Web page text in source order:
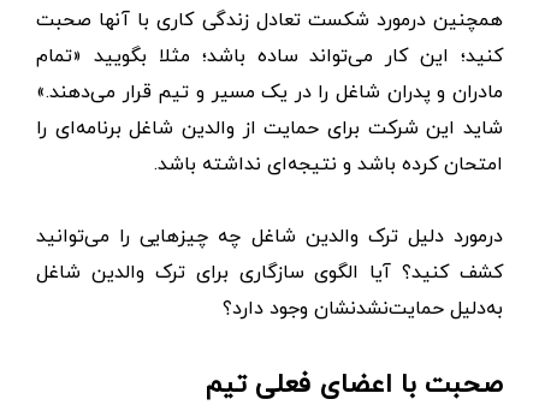
همچنین درمورد شکست تعادل زندگی کاری با آنها صحبت
کنید؛ این کار می‌تواند ساده باشد؛ مثلا بگویید «تمام
مادران و پدران شاغل را در یک مسیر و تیم قرار می‌دهند.»
شاید این شرکت برای حمایت از والدین شاغل برنامه‌ای را
امتحان کرده باشد و نتیجه‌ای نداشته باشد.
درمورد دلیل ترک والدین شاغل چه چیزهایی را می‌توانید
کشف کنید؟ آیا الگوی سازگاری برای ترک والدین شاغل
به‌دلیل حمایت‌نشدنشان وجود دارد؟
صحبت با اعضای فعلی تیم